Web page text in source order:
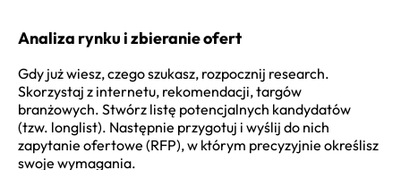
Analiza rynku i zbieranie ofert
Gdy już wiesz, czego szukasz, rozpocznij research.
Skorzystaj z internetu, rekomendacji, targów
branżowych. Stwórz listę potencjalnych kandydatów
(tzw. longlist). Następnie przygotuj i wyślij do nich
zapytanie ofertowe (RFP), w którym precyzyjnie określisz
swoje wymagania.